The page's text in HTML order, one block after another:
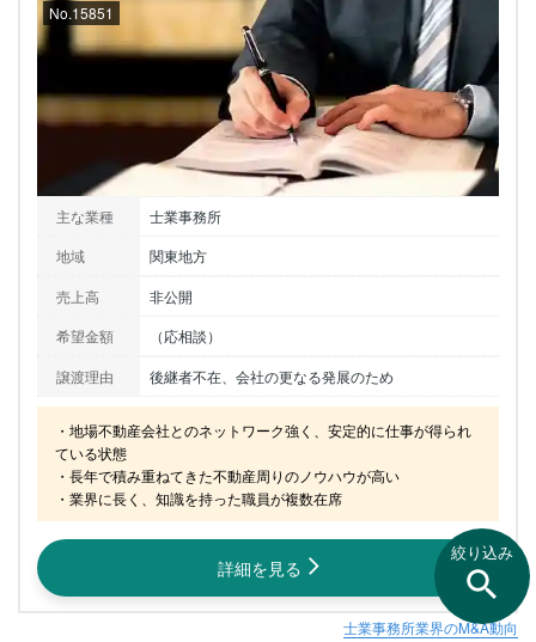
No.15851
主な業種
士業事務所
地域
関東地方
売上高
非公開
希望金額
（応相談）
譲渡理由
後継者不在、会社の更なる発展のため
・地場不動産会社とのネットワーク強く、安定的に仕事が得られ
ている状態
・長年で積み重ねてきた不動産周りのノウハウが高い
・業界に長く、知識を持った職員が複数在席
詳細を見る
士業事務所業界のM&A動向
絞り込み